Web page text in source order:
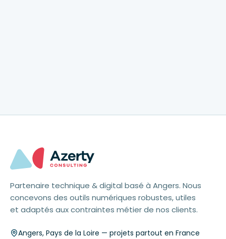
Partenaire technique & digital basé à Angers. Nous
concevons des outils numériques robustes, utiles
et adaptés aux contraintes métier de nos clients.
Angers, Pays de la Loire — projets partout en France